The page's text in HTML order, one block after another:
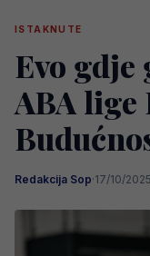
ISTAKNUTE
Evo
ABA lige
Redakcija Sop·17/10/2025